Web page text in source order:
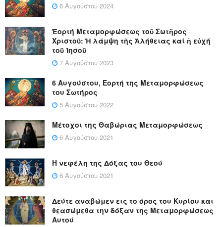
6 Αυγούστου 2024
Ἑορτή Μεταμορφώσεως τοῦ Σωτῆρος
Χριστοῦ: Ἡ λάμψη τῆς Ἀλήθειας καί ἡ εὐχή
τοῦ Ἰησοῦ
7 Αυγούστου 2023
6 Αυγούστου, Εορτή της Μεταμορφώσεως
του Σωτήρος
5 Αυγούστου 2022
Μέτοχοι της Θαβώριας Μεταμορφώσεως
6 Αυγούστου 2021
Η νεφέλη της Δόξας του Θεού
6 Αυγούστου 2021
Δεύτε αναβώμεν εις το όρος του Κυρίου και
θεασώμεθα την δόξαν της Μεταμορφώσεως
Αυτού